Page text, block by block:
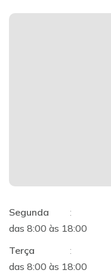
Segunda
:
das 8:00 às 18:00
Terça
:
das 8:00 às 18:00